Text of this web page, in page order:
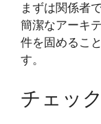
まずは関係者
簡潔なアーキ
件を固めるこ
す。
チェッ